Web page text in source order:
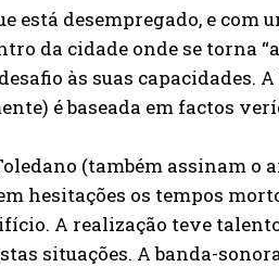
está desempregado, e com
da cidade onde se torna
às suas capacidades.
é baseada em factos
(também assinam o
hesitações os tempos
A realização teve
situações. A banda-